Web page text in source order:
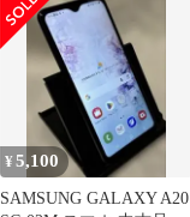
格 クリア 衝撃吸収ポケ
ット内蔵 TPU 耐衝撃ケ
ース
¥5,100
SAMSUNG GALAXY A20